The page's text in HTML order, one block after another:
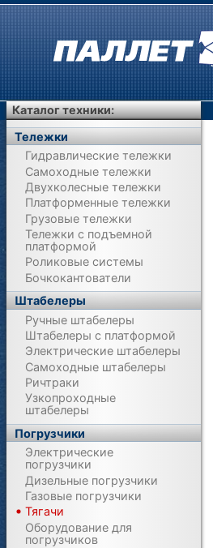
Каталог техники:
Тележки
Гидравлические тележки
Самоходные тележки
Двухколесные тележки
Платформенные тележки
Грузовые тележки
Тележки с подъемной
платформой
Роликовые системы
Бочкокантователи
Штабелеры
Ручные штабелеры
Штабелеры с платформой
Электрические штабелеры
Самоходные штабелеры
Ричтраки
Узкопроходные
штабелеры
Погрузчики
Электрические
погрузчики
Дизельные погрузчики
Газовые погрузчики
Тягачи
Оборудование для
погрузчиков